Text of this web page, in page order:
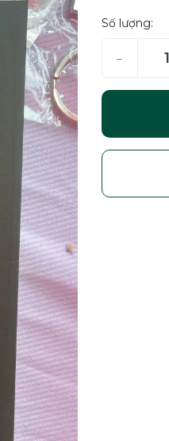
Số lượng:
–